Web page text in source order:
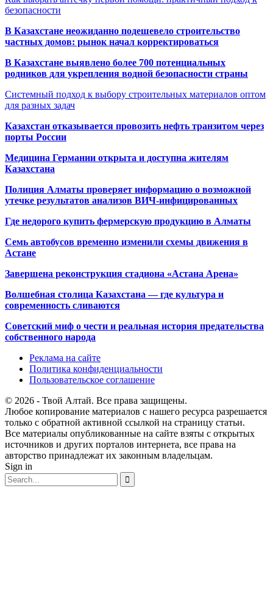
безопасности
В Казахстане неожиданно подешевело строительство
частных домов: рынок начал корректироваться
В Казахстане выявлено более 700 потенциальных
родников для укрепления водной безопасности страны
Системный подход к выбору строительных материалов оптом
для разных задач
Казахстан отказывается провозить нефть транзитом через
порты России
Медицина Германии открыта и доступна жителям
Казахстана
Полиция Алматы проверяет информацию о возможной
утечке результатов анализов ВИЧ-инфицированных
Где недорого купить фермерскую продукцию в Алматы
Семь автобусов временно изменили схемы движения в
Астане
Завершена реконструкция стадиона «Астана Арена»
Волшебная столица Казахстана — где культура и
современность сливаются
Советский миф о чести и реальная история предательства
собственного народа
Реклама на сайте
Политика конфиденциальности
Пользовательское соглашение
© 2026 - Твой Алтай. Все права защищены.
Любое копирование материалов с нашего ресурса разрешается
только с обратной активной ссылкой на страницу статьи.
Все материалы опубликованные на сайте взяты с открытых
источников и других порталов интернета, все права на
авторство принадлежат их законным владельцам.
Sign in